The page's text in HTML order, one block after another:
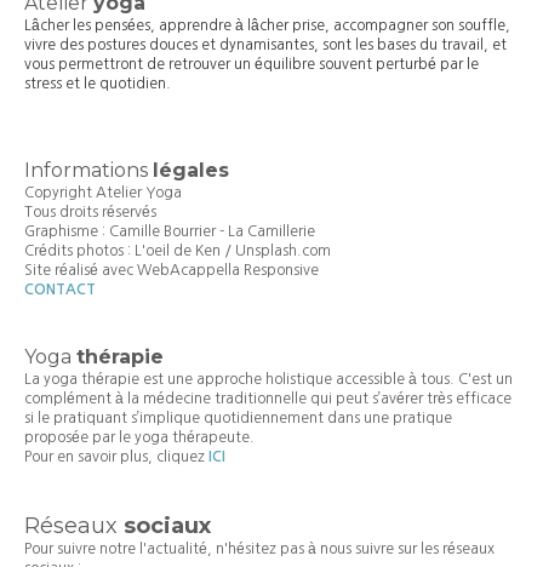
Lâcher les pensées, apprendre à lâcher prise, accompagner son souffle,
vivre des postures douces et dynamisantes, sont les bases du travail, et
vous permettront de retrouver un équilibre souvent perturbé par le
stress et le quotidien.
Informations légales
Copyright Atelier Yoga
Tous droits réservés
Graphisme : Camille Bourrier - La Camillerie
Crédits photos :
L'oeil de Ken / Unsplash.com
Site réalisé avec WebAcappella Responsive
CO NTACT
Yoga thérapie
La yoga thérapie est une approche holistique accessible à tous. C'est un
complément à la médecine traditionnelle qui peut s’avérer très efficace
si le pratiquant s’implique quotidiennement dans une pratique
proposée par le yoga thérapeute.
Pour en savoir plus, cliquez ICI
Réseaux sociaux
Pour suivre notre l'actualité, n'hésitez pas à nous suivre sur les réseaux